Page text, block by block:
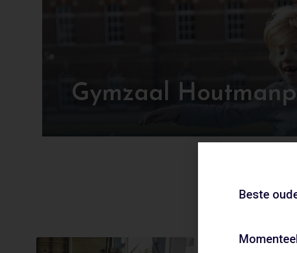
Gymzaal
Beste